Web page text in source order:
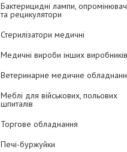
Бактерицидні лампи,
та рецикулятори
Стерилізатори медичні
Медичні вироби інших виробників
Ветеринарне медичне
Меблі для військових, польових
шпиталів
Торгове обладнання
Печі-буржуйки